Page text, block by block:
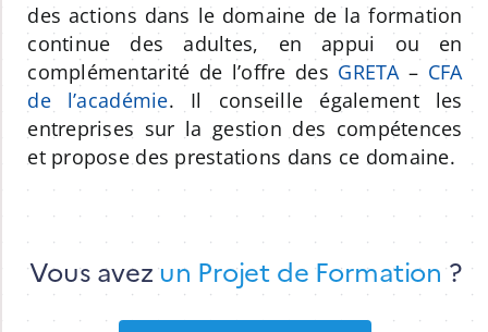
des actions dans le domaine de la formation
continue des adultes, en appui ou en
complémentarité de l’offre des GRETA– CFA
de l’académie. Il conseille également les
entreprises sur la gestion des compétences
et propose des prestations dans ce domaine.
Vous avezun Projet de Formation?